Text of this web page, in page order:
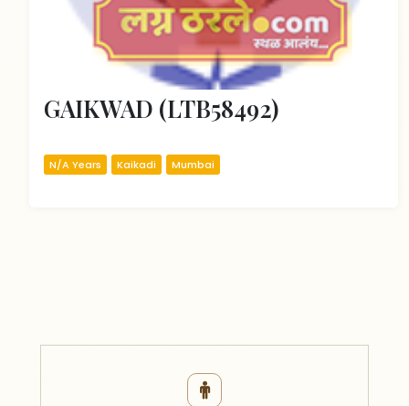
GAIKWAD (LTB58492)
N/A Years Kaikadi Mumbai